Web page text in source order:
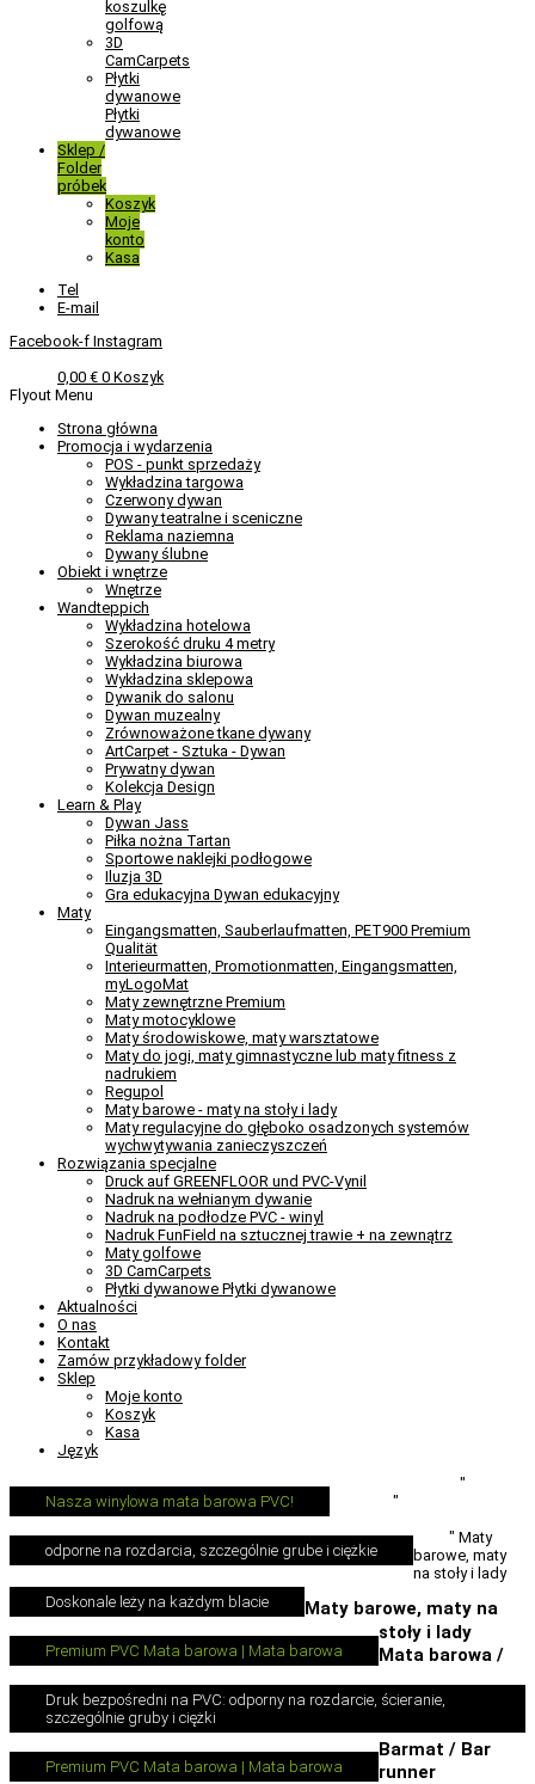
koszulkę
golfową
3D
CamCarpets
Płytki
dywanowe
Płytki
dywanowe
Sklep /
Folder
próbek
Koszyk
Moje
konto
Kasa
Tel
E-mail
Facebook-f Instagram
0,00 € 0 Koszyk
Flyout Menu
Strona główna
Promocja i wydarzenia
POS - punkt sprzedaży
Wykładzina targowa
Czerwony dywan
Dywany teatralne i sceniczne
Reklama naziemna
Dywany ślubne
Obiekt i wnętrze
Wnętrze
Wandteppich
Wykładzina hotelowa
Szerokość druku 4 metry
Wykładzina biurowa
Wykładzina sklepowa
Dywanik do salonu
Dywan muzealny
Zrównoważone tkane dywany
ArtCarpet - Sztuka - Dywan
Prywatny dywan
Kolekcja Design
Learn & Play
Dywan Jass
Piłka nożna Tartan
Sportowe naklejki podłogowe
Iluzja 3D
Gra edukacyjna Dywan edukacyjny
Maty
Eingangsmatten, Sauberlaufmatten, PET900 Premium
Qualität
Interieurmatten, Promotionmatten, Eingangsmatten,
myLogoMat
Maty zewnętrzne Premium
Maty motocyklowe
Maty środowiskowe, maty warsztatowe
Maty do jogi, maty gimnastyczne lub maty fitness z
nadrukiem
Regupol
Maty barowe - maty na stoły i lady
Maty regulacyjne do głęboko osadzonych systemów
wychwytywania zanieczyszczeń
Rozwiązania specjalne
Druck auf GREENFLOOR und PVC-Vynil
Nadruk na wełnianym dywanie
Nadruk na podłodze PVC - winyl
Nadruk FunField na sztucznej trawie + na zewnątrz
Maty golfowe
3D CamCarpets
Płytki dywanowe Płytki dywanowe
Aktualności
O nas
Kontakt
Zamów przykładowy folder
Sklep
Moje konto
Koszyk
Kasa
Język
Nasza winylowa mata barowa PVC!
odporne na rozdarcia, szczególnie grube i ciężkie
Doskonale leży na każdym blacie
Premium PVC Mata barowa | Mata barowa
Druk bezpośredni na PVC: odporny na rozdarcie, ścieranie,
szczególnie gruby i ciężki
Premium PVC Mata barowa | Mata barowa
"
"
" Maty
barowe, maty
na stoły i lady
Maty barowe, maty na
stoły i lady
Mata barowa /
Barmat / Bar
runner